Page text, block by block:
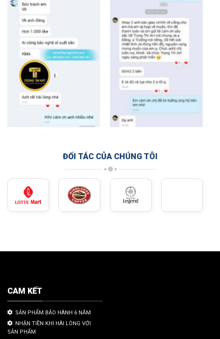
ĐỐI TÁC CỦA CHÚNG TÔI
CAM KẾT
SẢN PHẨM BẢO HÀNH 6 NĂM
NHẬN TIỀN KHI HÀI LÒNG VỚI
SẢN PHẨM